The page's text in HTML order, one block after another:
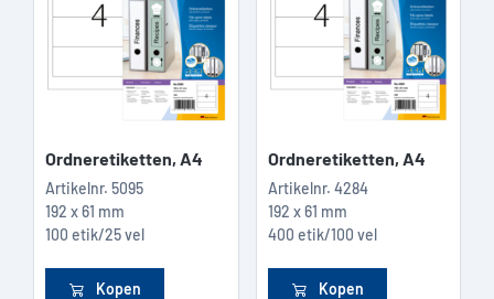
Ordneretiketten, A4
Artikelnr. 5095
192 x 61 mm
100 etik/25 vel
Kopen
Ordneretiketten, A4
Artikelnr. 4284
192 x 61 mm
400 etik/100 vel
Kopen